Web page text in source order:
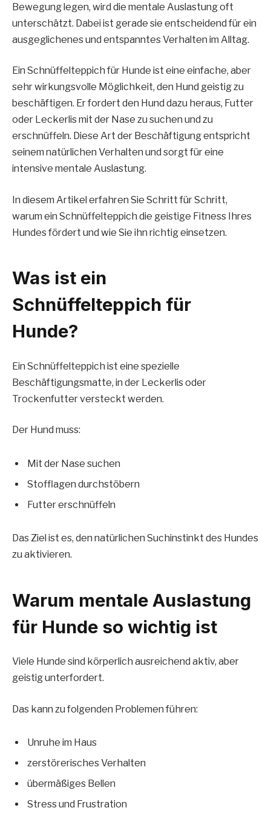
Bewegung legen, wird die mentale Auslastung oft
unterschätzt. Dabei ist gerade sie entscheidend für ein
ausgeglichenes und entspanntes Verhalten im Alltag.
Ein Schnüffelteppich für Hunde ist eine einfache, aber
sehr wirkungsvolle Möglichkeit, den Hund geistig zu
beschäftigen. Er fordert den Hund dazu heraus, Futter
oder Leckerlis mit der Nase zu suchen und zu
erschnüffeln. Diese Art der Beschäftigung entspricht
seinem natürlichen Verhalten und sorgt für eine
intensive mentale Auslastung.
In diesem Artikel erfahren Sie Schritt für Schritt,
warum ein Schnüffelteppich die geistige Fitness Ihres
Hundes fördert und wie Sie ihn richtig einsetzen.
Was ist ein
Schnüffelteppich für
Hunde?
Ein Schnüffelteppich ist eine spezielle
Beschäftigungsmatte, in der Leckerlis oder
Trockenfutter versteckt werden.
Der Hund muss:
Mit der Nase suchen
Stofflagen durchstöbern
Futter erschnüffeln
Das Ziel ist es, den natürlichen Suchinstinkt des Hundes
zu aktivieren.
Warum mentale Auslastung
für Hunde so wichtig ist
Viele Hunde sind körperlich ausreichend aktiv, aber
geistig unterfordert.
Das kann zu folgenden Problemen führen:
Unruhe im Haus
zerstörerisches Verhalten
übermäßiges Bellen
Stress und Frustration